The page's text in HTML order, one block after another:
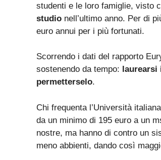
studenti e le loro famiglie, visto
studio nell’ultimo anno. Per di
euro annui per i più fortunati.
Scorrendo i dati del rapporto
sostenendo da tempo:
permetterselo.
Chi frequenta l’Università
da un minimo di 195 euro a un
nostre, ma hanno di contro un
meno abbienti, dando così